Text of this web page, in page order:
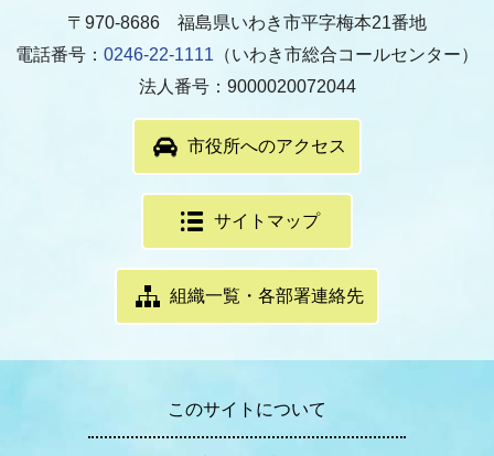
〒970-8686 福島県いわき市平字梅本21番地
電話番号： 0246-22-1111 （いわき市総合コールセンター）
法人番号：9000020072044
市役所へのアクセス
サイトマップ
組織一覧・各部署連絡先
このサイトについて